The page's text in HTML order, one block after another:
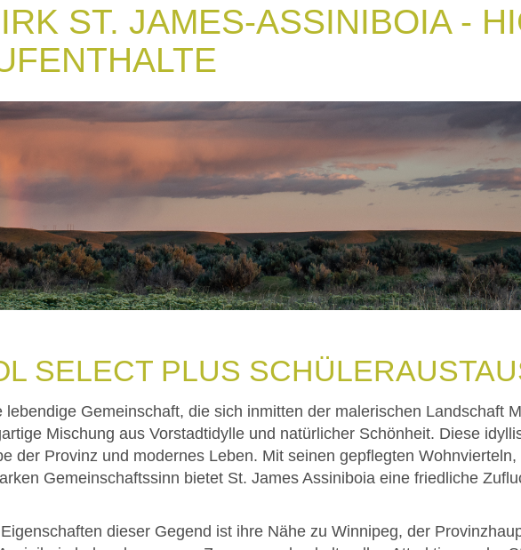
ST. JAMES-ASSINIBOIA -
SELECT PLUS
lebendige Gemeinschaft, die sich inmitten der malerischen Landschaft
Mischung aus Vorstadtidylle und natürlicher Schönheit. Diese
der Provinz und modernes Leben. Mit seinen gepflegten Wohnvierteln,
Gemeinschaftssinn bietet St. James Assiniboia eine friedliche
dieser Gegend ist ihre Nähe zu Winnipeg, der